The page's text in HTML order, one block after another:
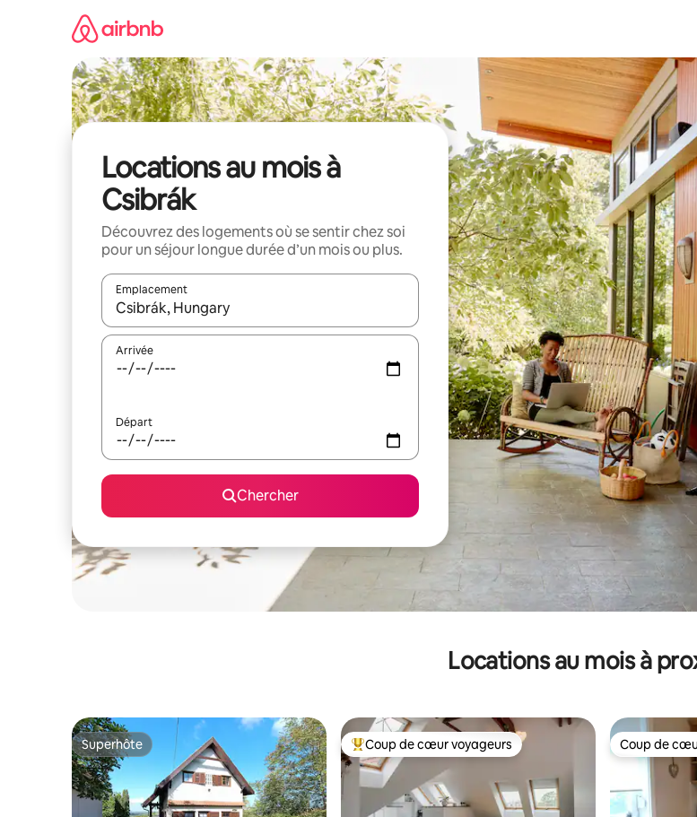
Locations au mois à
Csibrák
Découvrez des logements où se sentir chez soi
pour un séjour longue durée d’un mois ou plus.
Emplacement
Quand les résultats sont affichés, parcourez-les en utilisant les flèches vers le haut et vers le bas, ou
Arrivée
Départ
Chercher
Locations au mois à
Superhôte
Superhôte Coup de cœur voyageurs parmi les plus aimés
Coup de cœur voyageurs Coup de
Coup de